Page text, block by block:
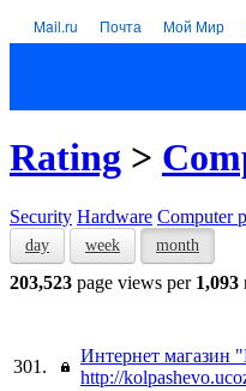
Mail.ru Почта Мой Мир
Rating >
Security Hardware Computer
day week month
203,523 page views per 1,093
301.
Интернет магазин
http://